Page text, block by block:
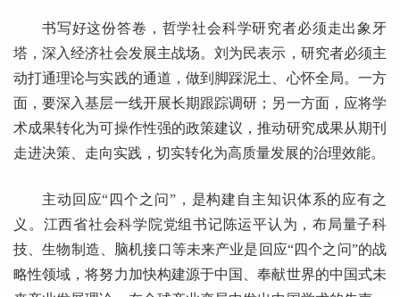
书写好这份答卷，哲学社会科学研究者必须走出象牙
塔，深入经济社会发展主战场。刘为民表示，研究者必须主
动打通理论与实践的通道，做到脚踩泥土、心怀全局。一方
面，要深入基层一线开展长期跟踪调研；另一方面，应将学
术成果转化为可操作性强的政策建议，推动研究成果从期刊
走进决策、走向实践，切实转化为高质量发展的治理效能。
主动回应“四个之问”，是构建自主知识体系的应有之
义。江西省社会科学院党组书记陈运平认为，布局量子科
技、生物制造、脑机接口等未来产业是回应“四个之问”的战
略性领域，将努力加快构建源于中国、奉献世界的中国式未